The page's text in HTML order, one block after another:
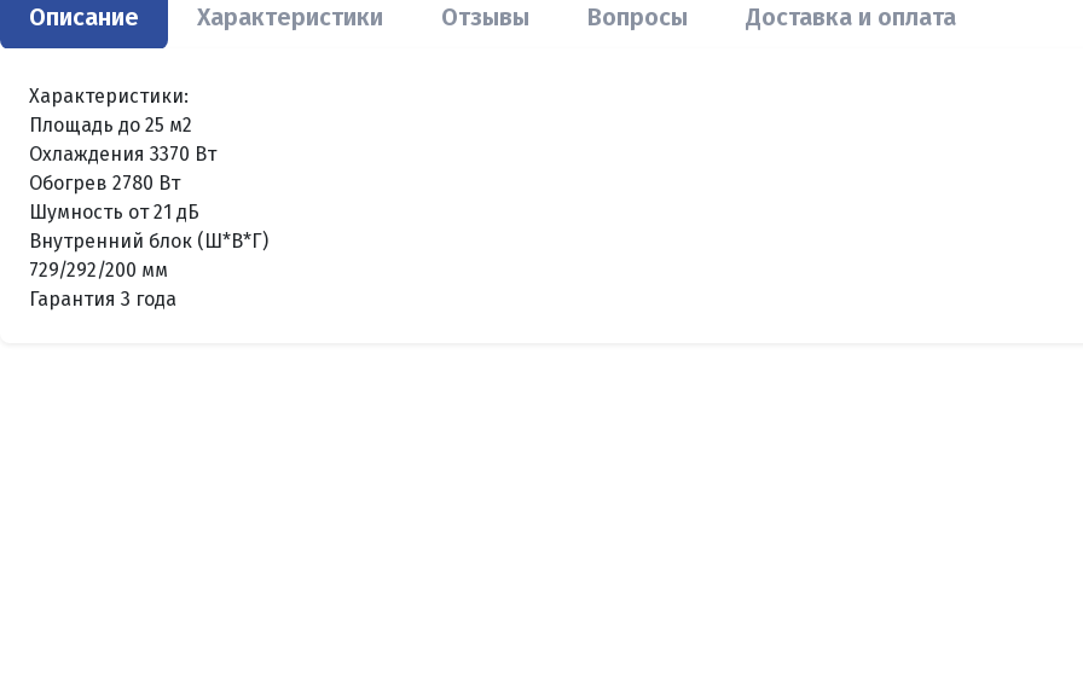
Описание Характеристики Отзывы Вопросы Доставка и оплата
Характеристики:
Площадь до 25 м2
Охлаждения 3370 Вт
Обогрев 2780 Вт
Шумность от 21 дБ
Внутренний блок (Ш*В*Г)
729/292/200 мм
Гарантия 3 года